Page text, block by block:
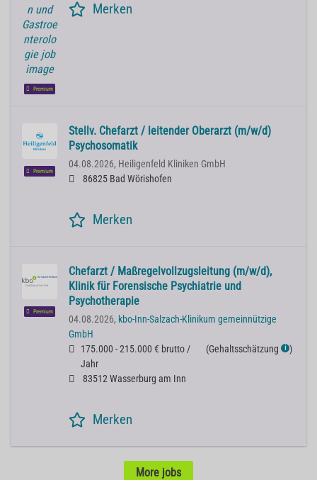
Premium
Merken
Premium
Stellv. Chefarzt / leitender Oberarzt (m/w/d)
Psychosomatik
04.08.2026, Heiligenfeld Kliniken GmbH
86825 Bad Wörishofen
Merken
Premium
Chefarzt / Maßregelvollzugsleitung (m/w/d),
Klinik für Forensische Psychiatrie und
Psychotherapie
04.08.2026, kbo-Inn-Salzach-Klinikum gemeinnützige
GmbH
175.000 - 215.000 € brutto /
Jahr
(Gehaltsschätzung ℹ )
83512 Wasserburg am Inn
Merken
More jobs